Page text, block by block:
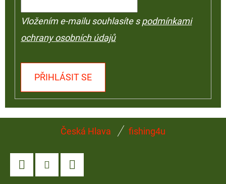
Vložením e-mailu souhlasíte spodmínkami
ochrany osobních údajů
PŘIHLÁSIT SE
Česká Hlava fishing4u